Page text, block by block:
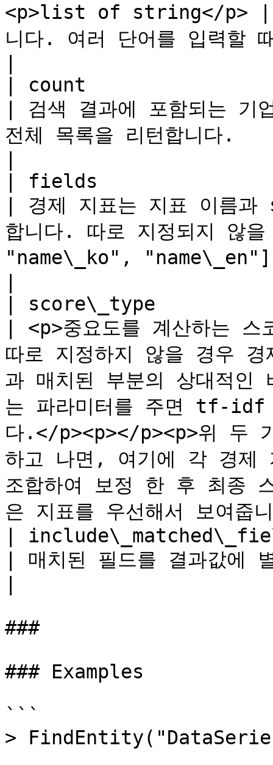
<p>list of string</p> |
니다. 여러 단어를 입력할
| count
| 검색 결과에 포함되는 기
전체 목록을 리턴합니다.
| fields
| 경제 지표는 지표 이름
합니다. 따로 지정되지
"name\_ko",
| score\_type
| <p>중요도를 계산하는
따로 지정하지 않을 경우
과 매치된 부분의 상대적
는 파라미터를 주면 tf-idf
다.</p><p></p><p>위 두
하고 나면, 여기에 각 경
조합하여 보정 한 후 최종
은 지표를 우선해서 보여
|
| 매치된 필드를 결과값에
###
### Examples
```
>